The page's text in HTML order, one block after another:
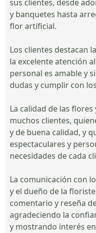
sus clientes, desde
y banquetes hasta
flor artificial.
Los clientes destacan
la excelente atención
personal es amable y
dudas y cumplir con
La calidad de las
muchos clientes,
y de buena calidad, y
espectaculares y
necesidades de cada
La comunicación con
y el dueño de la
comentario y reseña
agradeciendo la
y mostrando interés